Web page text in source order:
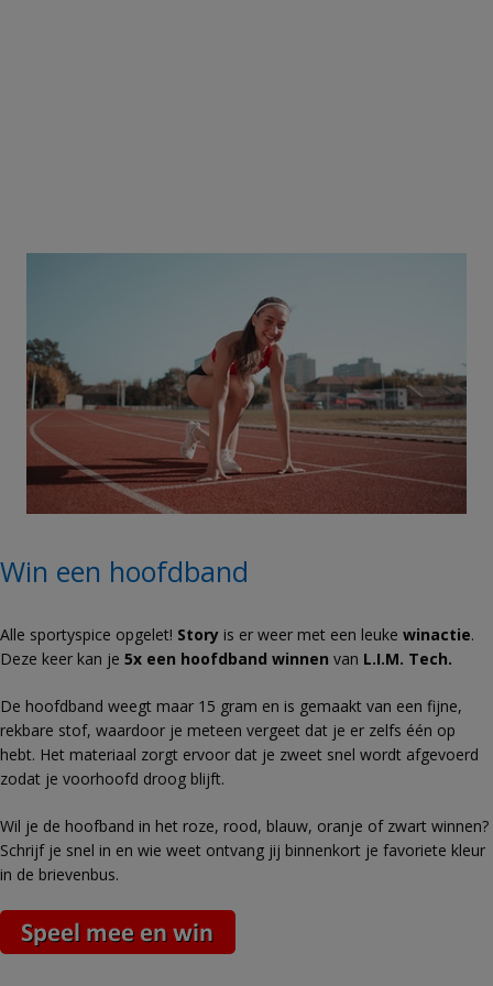
Win een hoofdband
Alle sportyspice opgelet! Story is er weer met een leuke winactie.
Deze keer kan je 5x een hoofdband winnen van L.I.M. Tech.
De hoofdband weegt maar 15 gram en is gemaakt van een fijne,
rekbare stof, waardoor je meteen vergeet dat je er zelfs één op
hebt. Het materiaal zorgt ervoor dat je zweet snel wordt afgevoerd
zodat je voorhoofd droog blijft.
Wil je de hoofband in het roze, rood, blauw, oranje of zwart winnen?
Schrijf je snel in en wie weet ontvang jij binnenkort je favoriete kleur
in de brievenbus.